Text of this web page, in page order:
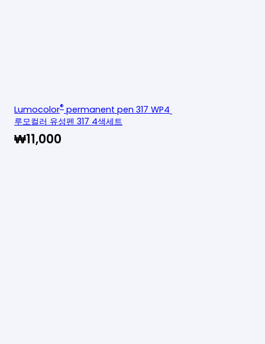
Lumocolor® permanent pen 317 WP4
루모컬러 유성펜 317 4색세트
₩11,000